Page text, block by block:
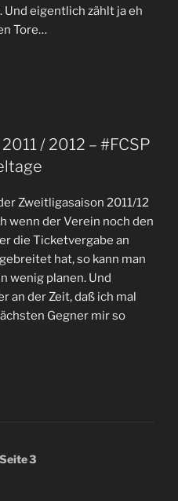
eigentlich zählt ja eh
Tore…
/ 2012 – #FCSP
Zweitligasaison 2011/12
wenn der Verein noch den
die Ticketvergabe an
hat, so kann man
wenig planen. Und
an der Zeit, daß ich mal
Gegner mir so
Seite3